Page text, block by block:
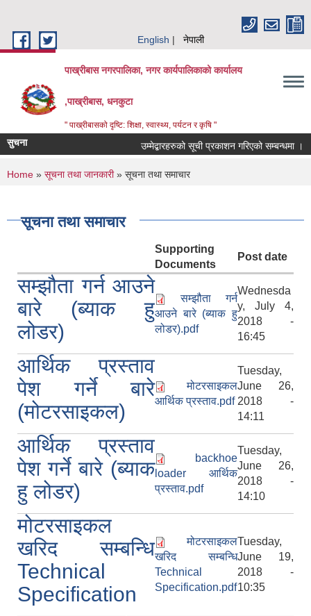
English नेपाली
पाख्रीबास नगरपालिका, नगर कार्यपालिकाको कार्यालय
,पाख्रीबास, धनकुटा
" पाख्रीबासको दृष्टि: शिक्षा, स्वास्थ्य, पर्यटन र कृषि "
सुचना उम्मेद्बारहरुको सूची प्रकाशन गरिएको सम्बन्धमा ।
You are here
Home » सूचना तथा जानकारी» सूचना तथा समाचार
सूचना तथा समाचार
Supporting
Documents
Post date
सम्झौता गर्न आउने
बारे (ब्याक हु
लोडर)
सम्झौता गर्न
आउने बारे (ब्याक हु
लोडर).pdf
Wednesda
y, July 4,
2018 -
16:45
आर्थिक प्रस्ताव
पेश गर्ने बारे
(मोटरसाइकल)
मोटरसाइकल
आर्थिक प्रस्ताव.pdf
Tuesday,
June 26,
2018 -
14:11
आर्थिक प्रस्ताव
पेश गर्ने बारे (ब्याक
हु लोडर)
backhoe
loader आर्थिक
प्रस्ताव.pdf
Tuesday,
June 26,
2018 -
14:10
मोटरसाइकल
खरिद सम्बन्धि
Technical
Specification
मोटरसाइकल
खरिद सम्बन्धि
Technical
Specification.pdf
Tuesday,
June 19,
2018 -
10:35